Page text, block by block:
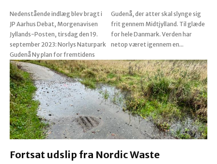
Nedenstående indlæg blev bragt i
JP Aarhus Debat, Morgenavisen
Jyllands-Posten, tirsdag den 19.
september 2023: Norlys Naturpark
Gudenå Ny plan for fremtidens
Gudenå, der atter skal slynge sig
frit gennem Midtjylland. Til glæde
for hele Danmark. Verden har
netop været igennem en...
Fortsat udslip fra Nordic Waste